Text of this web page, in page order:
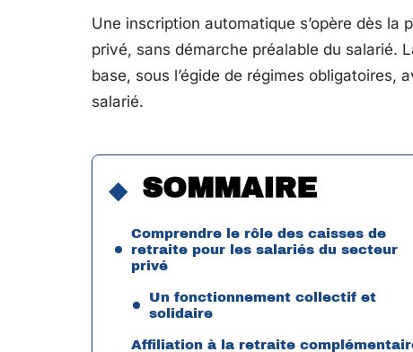
Une inscription automatique s’opère dès
privé, sans démarche préalable du salarié.
base, sous l’égide de régimes
salarié.
SOMMAIRE
Comprendre le rôle des caisses de
retraite pour les salariés du secteur
privé
Un fonctionnement collectif et
solidaire
Affiliation à la retraite